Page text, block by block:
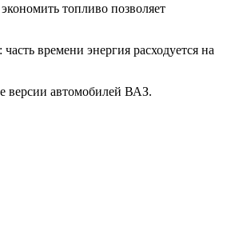
топливо позволяет
времени энергия расходуется на
версии автомобилей ВАЗ.